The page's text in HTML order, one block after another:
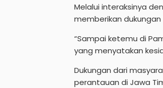
Melalui interaksinya
memberikan
“Sampai ketemu di
yang menyatakan
Dukungan dari
perantauan di Jawa